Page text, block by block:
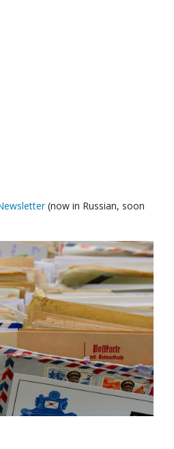
(now in Russian, soon